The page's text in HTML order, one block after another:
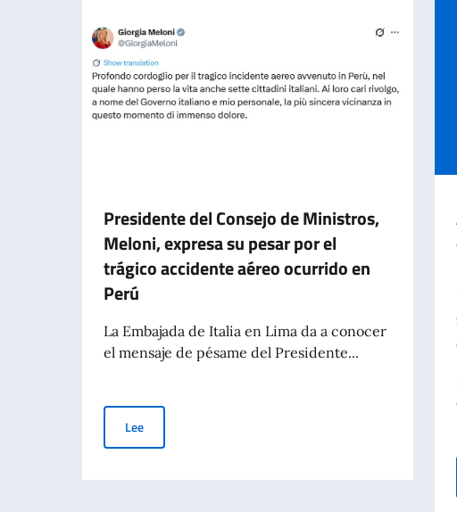
Presidente del Consejo de Ministros,
Meloni, expresa su pesar por el
trágico accidente aéreo ocurrido en
Perú
La Embajada de Italia en Lima da a conocer
el mensaje de pésame del Presidente...
LeePresidente del Consejo de Ministros, Meloni, expresa su